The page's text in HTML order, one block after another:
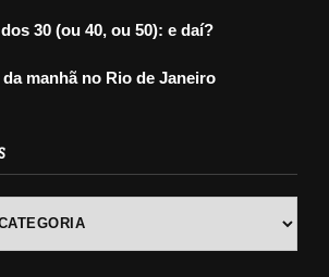
30 (ou 40, ou 50): e daí?
manhã no Rio de Janeiro